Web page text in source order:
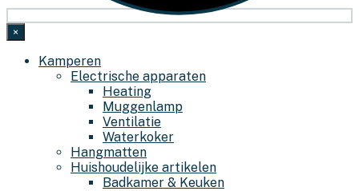
×
Kamperen
Electrische apparaten
Heating
Muggenlamp
Ventilatie
Waterkoker
Hangmatten
Huishoudelijke artikelen
Badkamer & Keuken